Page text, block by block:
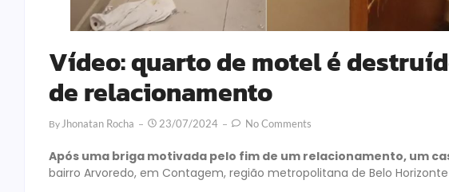
Vídeo: quarto de motel é
de relacionamento
By Jhonatan Rocha 23/07/2024 No Comments
Após uma briga motivada pelo fim de um relacionamento, um
bairro Arvoredo, em Contagem, região metropolitana de Belo Horizonte